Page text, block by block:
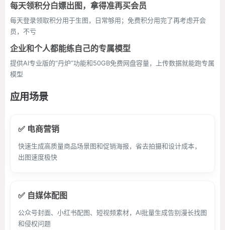
每天领积分白嫖出图，拿得准再买会员
每天登录领取积分用于生图，日常够用；免费积分用完了再考虑开会
员，不亏
企业和个人都能练自己的专属模型
提供AI专业版的“丹炉”功能和50GB免费网盘容量，上传数据就能跑专属
模型
应用场景
✅ 电商营销
快速生成高质量商品场景图和促销海报，省去拍摄和设计成本，
出图速度极快
✅ 自媒体配图
公众号封面、小红书配图、短视频素材，AI批量生成告别漫长找图
和侵权问题